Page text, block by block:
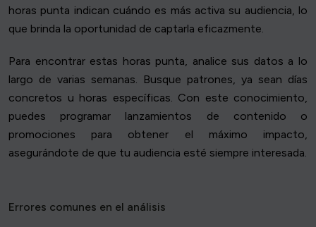
horas punta indican cuándo es más activa su audiencia, lo
que brinda la oportunidad de captarla eficazmente.
Para encontrar estas horas punta, analice sus datos a lo
largo de varias semanas. Busque patrones, ya sean días
concretos u horas específicas. Con este conocimiento,
puedes programar lanzamientos de contenido o
promociones para obtener el máximo impacto,
asegurándote de que tu audiencia esté siempre interesada.
Errores comunes en el análisis